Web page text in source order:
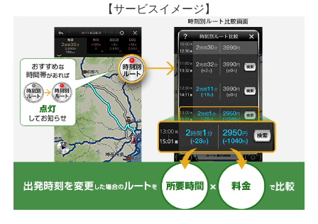
【サービスイメージ】